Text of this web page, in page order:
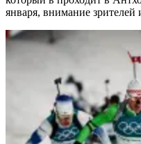
января, внимание зрителей